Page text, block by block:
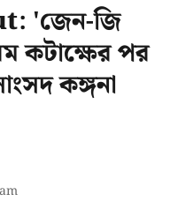
'জেন-জি
কটাক্ষের পর
কঙ্গনা